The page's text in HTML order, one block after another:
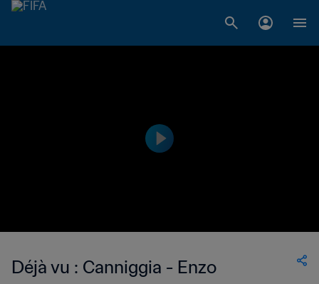
Déjà vu : Canniggia - Enzo